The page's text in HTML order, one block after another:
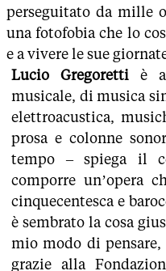
perseguitato da mille
una fotofobia che lo
e a vivere le sue
Lucio Gregorettiè
musicale, di musica
elettroacustica,
prosa e colonne
tempo – spiega il
comporre un’opera
cinquecentesca e
è sembrato la cosa
mio modo di
grazie alla